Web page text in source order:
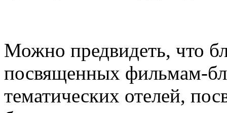
Можно предвидеть, что
посвященных фильмам-
тематических отелей,